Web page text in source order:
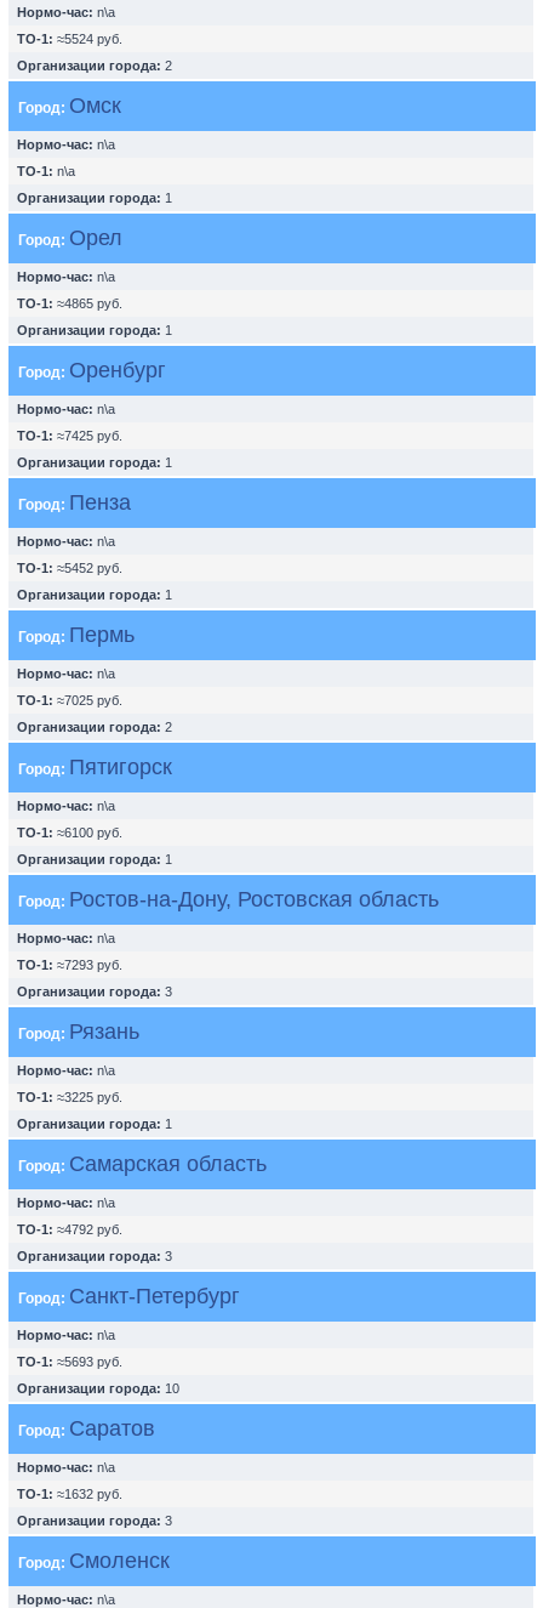
Нормо-час: n\a
ТО-1: ≈5524 руб.
Организации города: 2
Город: Омск
Нормо-час: n\a
ТО-1: n\a
Организации города: 1
Город: Орел
Нормо-час: n\a
ТО-1: ≈4865 руб.
Организации города: 1
Город: Оренбург
Нормо-час: n\a
ТО-1: ≈7425 руб.
Организации города: 1
Город: Пенза
Нормо-час: n\a
ТО-1: ≈5452 руб.
Организации города: 1
Город: Пермь
Нормо-час: n\a
ТО-1: ≈7025 руб.
Организации города: 2
Город: Пятигорск
Нормо-час: n\a
ТО-1: ≈6100 руб.
Организации города: 1
Город: Ростов-на-Дону, Ростовская область
Нормо-час: n\a
ТО-1: ≈7293 руб.
Организации города: 3
Город: Рязань
Нормо-час: n\a
ТО-1: ≈3225 руб.
Организации города: 1
Город: Самарская область
Нормо-час: n\a
ТО-1: ≈4792 руб.
Организации города: 3
Город: Санкт-Петербург
Нормо-час: n\a
ТО-1: ≈5693 руб.
Организации города: 10
Город: Саратов
Нормо-час: n\a
ТО-1: ≈1632 руб.
Организации города: 3
Город: Смоленск
Нормо-час: n\a